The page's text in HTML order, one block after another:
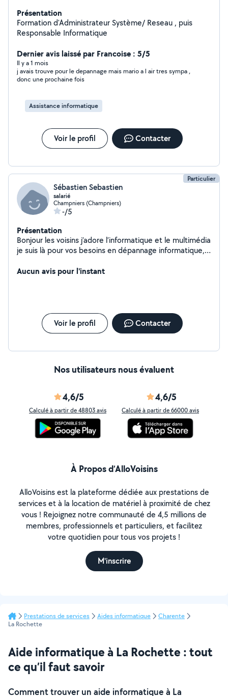
Présentation
Formation d'Administrateur Système/ Reseau , puis
Responsable Informatique
Dernier avis laissé par Francoise : 5/5
Il y a 1 mois
j avais trouve pour le depannage mais mario a l air tres sympa ,
donc une prochaine fois
Assistance informatique
Voir le profil Contacter
Particulier
Sébastien Sebastien
salarié
Champniers (Champniers)
-/5
Présentation
Bonjour les voisins j’adore l’informatique et le multimédia
je suis là pour vos besoins en dépannage informatique,
Aucun avis pour l'instant
Voir le profil Contacter
Nos utilisateurs nous évaluent
4,6/5
Calculé à partir de 48803 avis
4,6/5
Calculé à partir de 66000 avis
À Propos d’AlloVoisins
AlloVoisins est la plateforme dédiée aux prestations de
services et à la location de matériel à proximité de chez
vous ! Rejoignez notre communauté de 4,5 millions de
membres, professionnels et particuliers, et facilitez
votre quotidien pour tous vos projets !
M'inscrire
Prestations de services Aides informatique
Charente
La Rochette
Aide informatique à La Rochette : tout
ce qu’il faut savoir
Comment trouver un aide informatique à La